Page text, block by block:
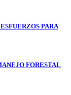
PARA
FORESTAL